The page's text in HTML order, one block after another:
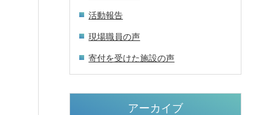
活動報告
現場職員の声
寄付を受けた施設の声
アーカイブ